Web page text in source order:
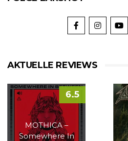
AKTUELLE REVIEWS
MOTHICA –
Somewhere In
6.5